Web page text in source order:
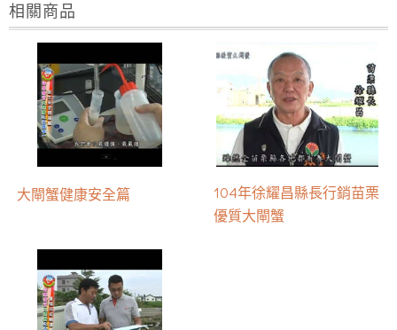
相關商品
大閘蟹健康安全篇
104年徐耀昌縣長行銷苗栗
優質大閘蟹